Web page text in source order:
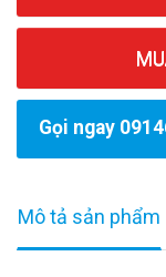
Gọi ngay
Mô tả sản phẩm